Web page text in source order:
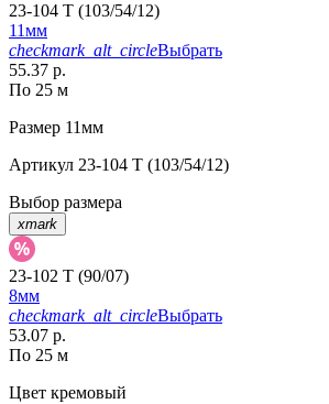
23-104 T (103/54/12)
11мм
checkmark_alt_circleВыбрать
55.37 р.
По 25 м
Размер 11мм
Артикул 23-104 T (103/54/12)
Выбор размера
xmark
23-102 T (90/07)
8мм
checkmark_alt_circleВыбрать
53.07 р.
По 25 м
Цвет кремовый